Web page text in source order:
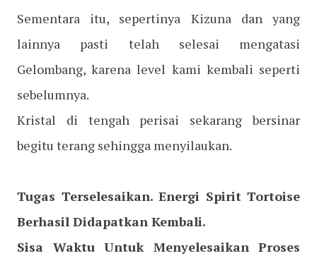
Sementara itu, sepertinya Kizuna dan yang
lainnya pasti telah selesai mengatasi
Gelombang, karena level kami kembali seperti
sebelumnya.
Kristal di tengah perisai sekarang bersinar
begitu terang sehingga menyilaukan.
Tugas Terselesaikan. Energi Spirit Tortoise
Berhasil Didapatkan Kembali.
Sisa Waktu Untuk Menyelesaikan Proses